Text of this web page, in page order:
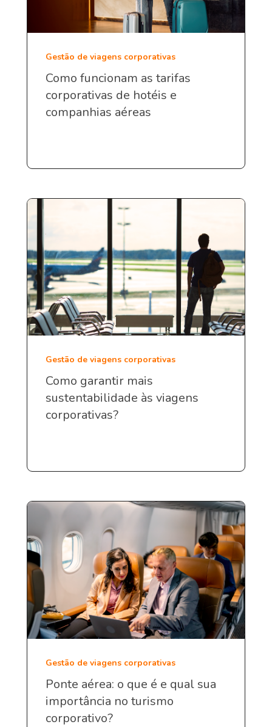
Gestão de viagens corporativas
Como funcionam as tarifas
corporativas de hotéis e
companhias aéreas
Gestão de viagens corporativas
Como garantir mais
sustentabilidade às viagens
corporativas?
Gestão de viagens corporativas
Ponte aérea: o que é e qual sua
importância no turismo
corporativo?